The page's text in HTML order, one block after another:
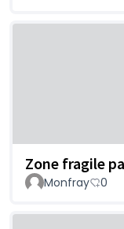
Zone fragile
Monfray 0